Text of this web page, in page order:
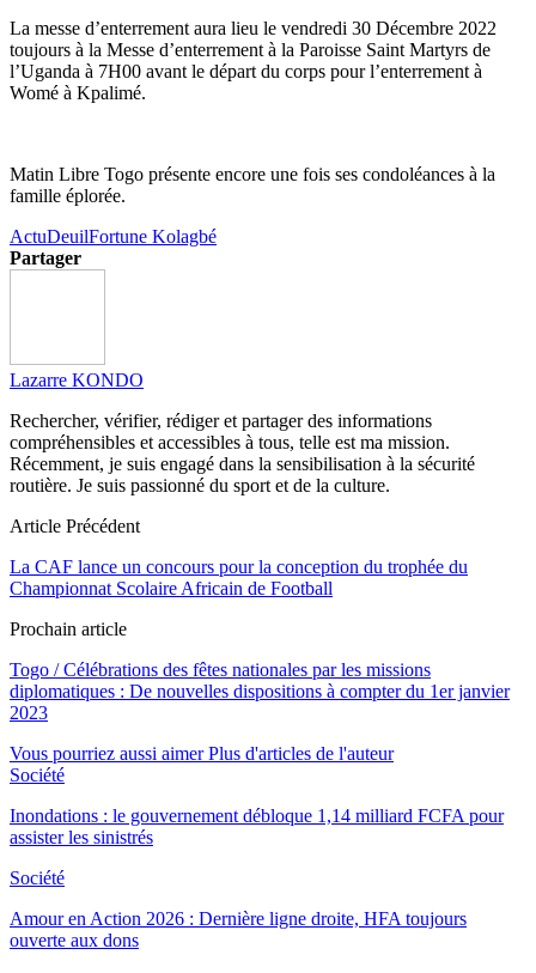
La messe d’enterrement aura lieu le vendredi 30 Décembre 2022
toujours à la Messe d’enterrement à la Paroisse Saint Martyrs de
l’Uganda à 7H00 avant le départ du corps pour l’enterrement à
Womé à Kpalimé.
Matin Libre Togo présente encore une fois ses condoléances à la
famille éplorée.
ActuDeuilFortune Kolagbé
Partager
Lazarre KONDO
Rechercher, vérifier, rédiger et partager des informations
compréhensibles et accessibles à tous, telle est ma mission.
Récemment, je suis engagé dans la sensibilisation à la sécurité
routière. Je suis passionné du sport et de la culture.
Article Précédent
La CAF lance un concours pour la conception du trophée du
Championnat Scolaire Africain de Football
Prochain article
Togo / Célébrations des fêtes nationales par les missions
diplomatiques : De nouvelles dispositions à compter du 1er janvier
2023
Vous pourriez aussi aimer Plus d'articles de l'auteur
Société
Inondations : le gouvernement débloque 1,14 milliard FCFA pour
assister les sinistrés
Société
Amour en Action 2026 : Dernière ligne droite, HFA toujours
ouverte aux dons